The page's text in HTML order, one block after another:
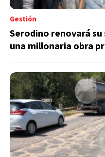
Gestión
Serodino renovará
una millonaria obra